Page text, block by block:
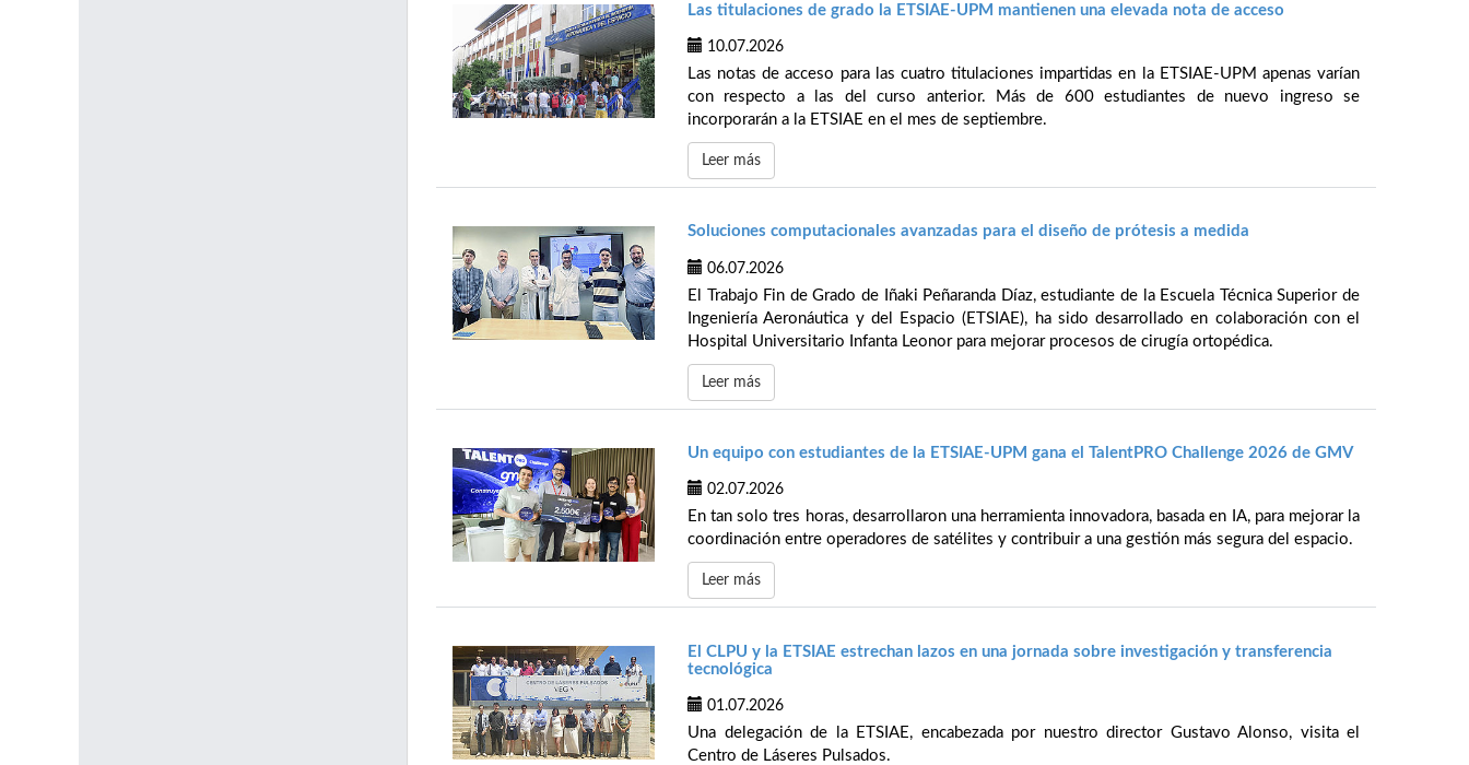
Las titulaciones de grado la ETSIAE-UPM mantienen una elevada nota de acceso
10.07.2026
Las notas de acceso para las cuatro titulaciones impartidas en la ETSIAE-UPM apenas varían
con respecto a las del curso anterior. Más de 600 estudiantes de nuevo ingreso se
incorporarán a la ETSIAE en el mes de septiembre.
Leer más
Soluciones computacionales avanzadas para el diseño de prótesis a medida
06.07.2026
El Trabajo Fin de Grado de Iñaki Peñaranda Díaz, estudiante de la Escuela Técnica Superior de
Ingeniería Aeronáutica y del Espacio (ETSIAE), ha sido desarrollado en colaboración con el
Hospital Universitario Infanta Leonor para mejorar procesos de cirugía ortopédica.
Leer más
Un equipo con estudiantes de la ETSIAE-UPM gana el TalentPRO Challenge 2026 de GMV
02.07.2026
En tan solo tres horas, desarrollaron una herramienta innovadora, basada en IA, para mejorar la
coordinación entre operadores de satélites y contribuir a una gestión más segura del espacio.
Leer más
El CLPU y la ETSIAE estrechan lazos en una jornada sobre investigación y transferencia
tecnológica
01.07.2026
Una delegación de la ETSIAE, encabezada por nuestro director Gustavo Alonso, visita el
Centro de Láseres Pulsados.